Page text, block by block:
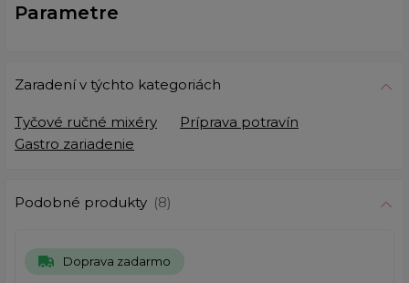
Parametre
Zaradení v týchto kategoriách
Tyčové ručné mixéry
Príprava potravín
Gastro zariadenie
Podobné produkty (8)
Doprava zadarmo